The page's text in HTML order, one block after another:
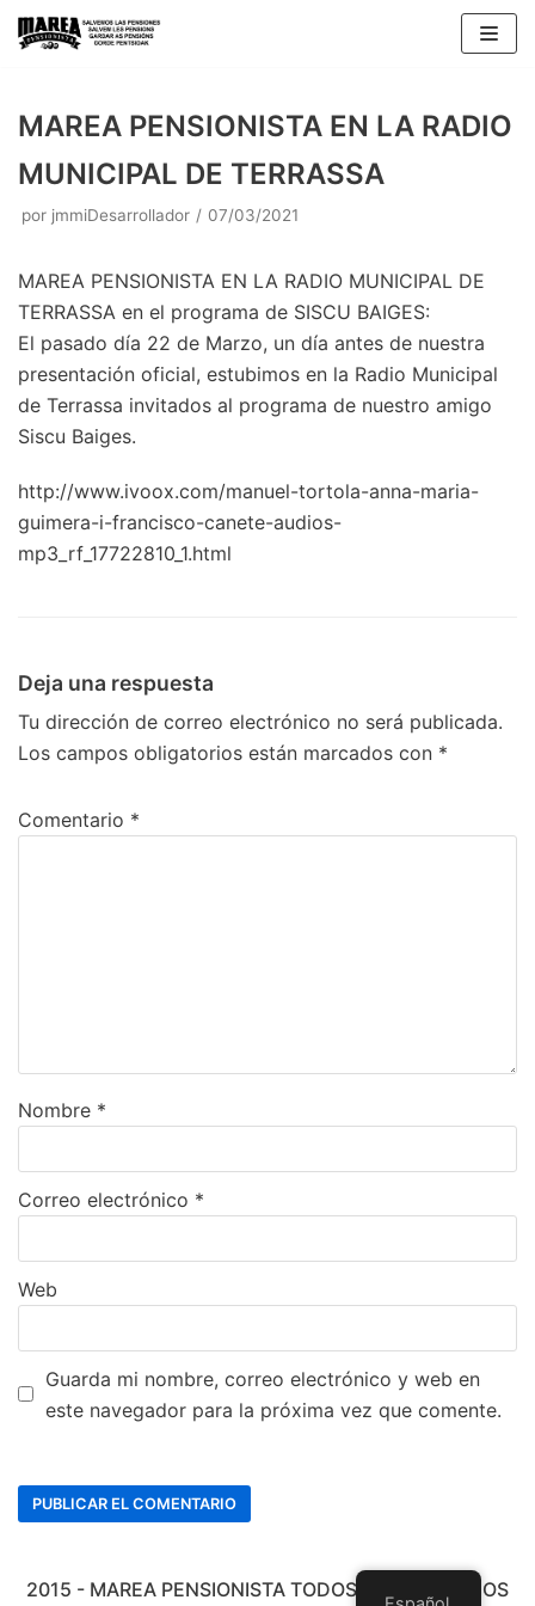
Saltar
MAREA PENSIONISTA EN LA RADIO
MUNICIPAL DE TERRASSA
por jmmiDesarrollador 07/03/2021
MAREA PENSIONISTA EN LA RADIO MUNICIPAL DE
TERRASSA en el programa de SISCU BAIGES:
El pasado día 22 de Marzo, un día antes de nuestra
presentación oficial, estubimos en la Radio Municipal
de Terrassa invitados al programa de nuestro amigo
Siscu Baiges.
http://www.ivoox.com/manuel-tortola-anna-maria-
guimera-i-francisco-canete-audios-
mp3_rf_17722810_1.html
Deja una respuesta
Tu dirección de correo electrónico no será publicada.
Los campos obligatorios están marcados con *
Comentario *
Nombre *
Correo electrónico *
Web
Guarda mi nombre, correo electrónico y web en
este navegador para la próxima vez que comente.
2015 - MAREA PENSIONISTA TODOS LOS DERECHOS